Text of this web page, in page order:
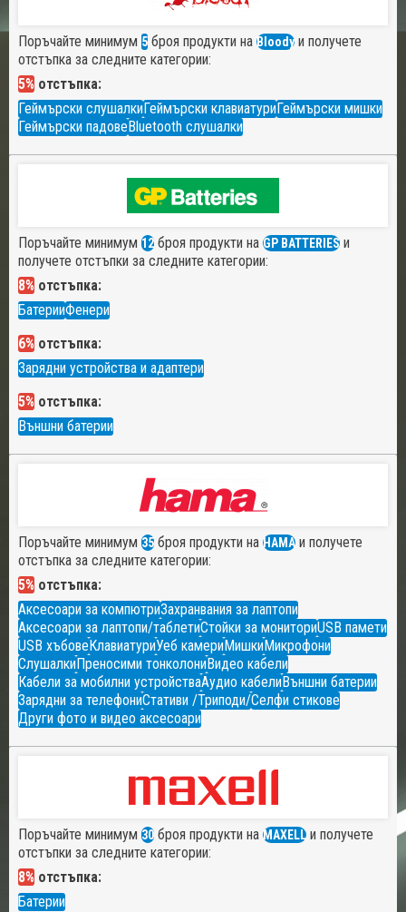
Поръчайте минимум 5 броя продукти на Bloody и получете
отстъпка за следните категории:
5% отстъпка:
Геймърски слушалкиГеймърски клавиатуриГеймърски мишки
Геймърски падовеBluetooth слушалки
Поръчайте минимум 12 броя продукти на GP BATTERIES и
получете отстъпки за следните категории:
8% отстъпка:
БатерииФенери
6% отстъпка:
Зарядни устройства и адаптери
5% отстъпка:
Външни батерии
Поръчайте минимум 35 броя продукти на HAMA и получете
отстъпка за следните категории:
5% отстъпка:
Аксесоари за компютриЗахранвания за лаптопи
Аксесоари за лаптопи/таблетиСтойки за мониториUSB памети
USB хъбовеКлавиатуриУеб камериМишкиМикрофони
СлушалкиПреносими тонколониВидео кабели
Кабели за мобилни устройстваАудио кабелиВъншни батерии
Зарядни за телефониСтативи /Триподи/Селфи стикове
Други фото и видео аксесоари
Поръчайте минимум 30 броя продукти на MAXELL и получете
отстъпки за следните категории:
8% отстъпка:
Батерии